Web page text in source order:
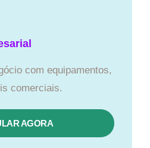
com equipamentos,
comerciais.
AGORA